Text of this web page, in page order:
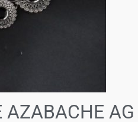
AZABACHE AG